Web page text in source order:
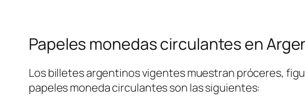
Papeles monedas circulantes en
Los billetes argentinos vigentes muestran próceres,
papeles moneda circulantes son las siguientes: